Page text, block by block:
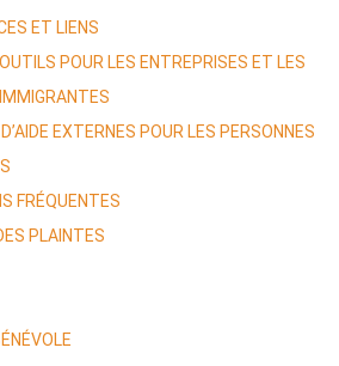
ET LIENS
POUR LES ENTREPRISES ET LES
EXTERNES POUR LES PERSONNES
FRÉQUENTES
PLAINTES